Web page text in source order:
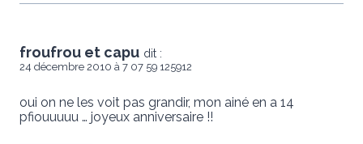
froufrou et capu dit :
24 décembre 2010 à 7 07 59 125912
oui on ne les voit pas grandir, mon ainé en a 14
pfiouuuuu … joyeux anniversaire !!